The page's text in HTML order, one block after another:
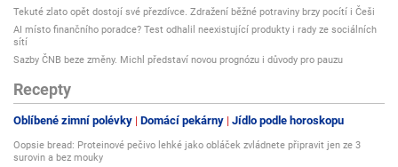
Tekuté zlato opět dostojí své přezdívce. Zdražení běžné potraviny brzy pocítí i Češi
AI místo finančního poradce? Test odhalil neexistující produkty i rady ze sociálních
sítí
Sazby ČNB beze změny. Michl představí novou prognózu i důvody pro pauzu
Recepty
Oblíbené zimní polévky Domácí pekárny Jídlo podle horoskopu
Oopsie bread: Proteinové pečivo lehké jako obláček zvládnete připravit jen ze 3
surovin a bez mouky